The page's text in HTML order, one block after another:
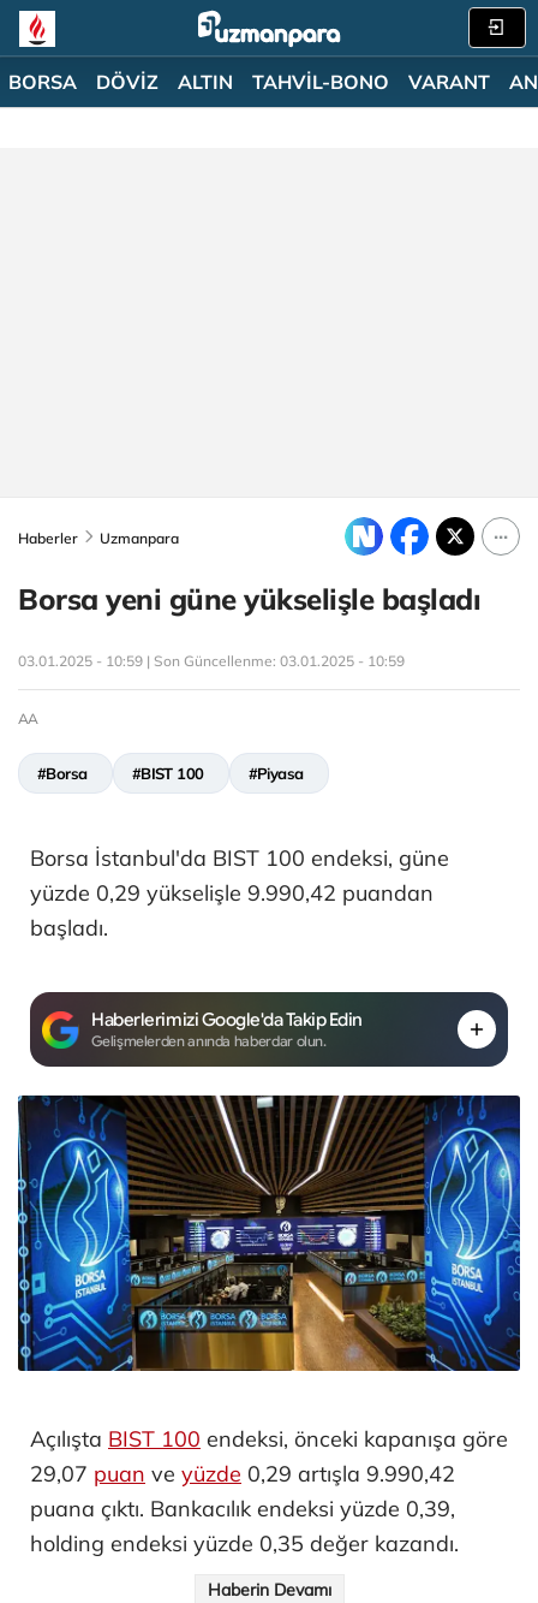
BORSA DÖVİZ ALTIN TAHVİL-BONO VARANT
Haberler Uzmanpara
Borsa yeni güne yükselişle başladı
03.01.2025 - 10:59 | Son Güncellenme: 03.01.2025 - 10:59
AA
#Borsa #BIST 100 #Piyasa
Borsa İstanbul'da BIST 100 endeksi, güne
yüzde 0,29 yükselişle 9.990,42 puandan
başladı.
Haberlerimizi Google'da Takip Edin
Gelişmelerden anında haberdar olun.
Açılışta BIST 100 endeksi, önceki kapanışa göre
29,07 puan ve yüzde 0,29 artışla 9.990,42
puana çıktı. Bankacılık endeksi yüzde 0,39,
holding endeksi yüzde 0,35 değer kazandı.
Haberin Devamı